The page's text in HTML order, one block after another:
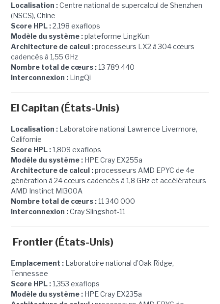
Localisation :Centre national de supercalcul de Shenzhen
(NSCS), Chine
Score HPL :2,198 exaflops
Modèle du système :plateforme LingKun
Architecture de calcul :processeurs LX2 à 304 cœurs
cadencés à 1,55 GHz
Nombre total de cœurs :13 789 440
Interconnexion :LingQi
El Capitan (États-Unis)
Localisation :Laboratoire national Lawrence Livermore,
Californie
Score HPL :1,809 exaflops
Modèle du système :HPE Cray EX255a
Architecture de calcul :processeurs AMD EPYC de 4e
génération à 24 cœurs cadencés à 1,8 GHz et accélérateurs
AMD Instinct MI300A
Nombre total de cœurs :11 340 000
Interconnexion :Cray Slingshot-11
Frontier (États-Unis)
Emplacement :Laboratoire national d’Oak Ridge,
Tennessee
Score HPL :1,353 exaflops
Modèle du système :HPE Cray EX235a